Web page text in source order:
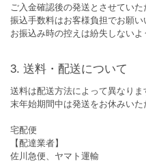
ご入金確認後の発送とさせていた
振込手数料はお客様負担でお願い
お振込み時の控えは紛失しないよ
送料・配送について
送料は配送方法によって異なり
末年始期間中は発送をお休みいた
宅配便
【配達業者】
佐川急便、ヤマト運輸